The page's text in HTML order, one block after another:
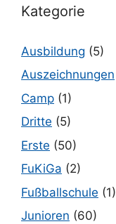
Kategorie
Ausbildung (5)
Auszeichnungen
Camp (1)
Dritte (5)
Erste (50)
FuKiGa (2)
Fußballschule (1)
Junioren (60)